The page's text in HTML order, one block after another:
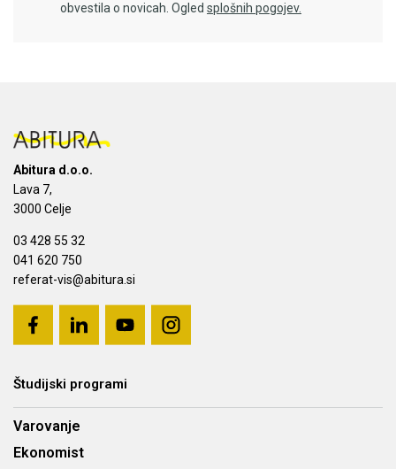
obvestila o novicah. Ogled splošnih pogojev.
Abitura d.o.o.
Lava 7,
3000 Celje
03 428 55 32
041 620 750
referat-vis@abitura.si
Študijski programi
Varovanje
Ekonomist